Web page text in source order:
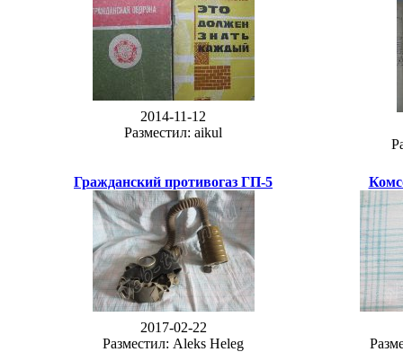
2014-11-12
Разместил: aikul
Гражданский противогаз ГП-5
2017-02-22
Разместил: Aleks Heleg